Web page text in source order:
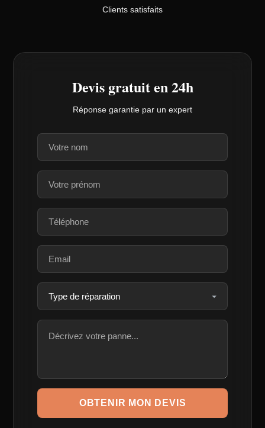
Clients satisfaits
Devis gratuit en 24h
Réponse garantie par un expert
OBTENIR MON DEVIS